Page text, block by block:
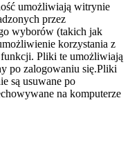
umożliwiają witrynie
przez
wyborów (takich jak
korzystania z
Pliki te umożliwiają
po zalogowaniu się.Pliki
są usuwane po
na komputerze